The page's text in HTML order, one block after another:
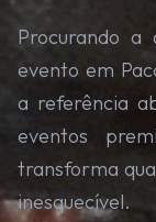
Procurando a
evento em
a referência
eventos
transforma
inesquecível.